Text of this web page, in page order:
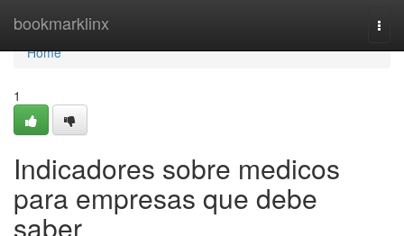
bookmarklinx
Home
Home
1
Indicadores sobre medicos
para empresas que debe
saber